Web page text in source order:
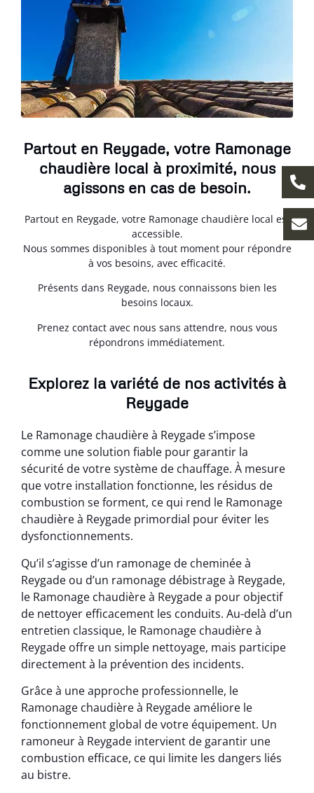
Partout en Reygade, votre Ramonage
chaudière local à proximité, nous
agissons en cas de besoin.
Partout en Reygade, votre Ramonage chaudière local est
accessible.
Nous sommes disponibles à tout moment pour répondre
à vos besoins, avec efficacité.
Présents dans Reygade, nous connaissons bien les
besoins locaux.
Prenez contact avec nous sans attendre, nous vous
répondrons immédiatement.
Explorez la variété de nos activités à
Reygade
Le Ramonage chaudière à Reygade s’impose
comme une solution fiable pour garantir la
sécurité de votre système de chauffage. À mesure
que votre installation fonctionne, les résidus de
combustion se forment, ce qui rend le Ramonage
chaudière à Reygade primordial pour éviter les
dysfonctionnements.
Qu’il s’agisse d’un ramonage de cheminée à
Reygade ou d’un ramonage débistrage à Reygade,
le Ramonage chaudière à Reygade a pour objectif
de nettoyer efficacement les conduits. Au-delà d’un
entretien classique, le Ramonage chaudière à
Reygade offre un simple nettoyage, mais participe
directement à la prévention des incidents.
Grâce à une approche professionnelle, le
Ramonage chaudière à Reygade améliore le
fonctionnement global de votre équipement. Un
ramoneur à Reygade intervient de garantir une
combustion efficace, ce qui limite les dangers liés
au bistre.